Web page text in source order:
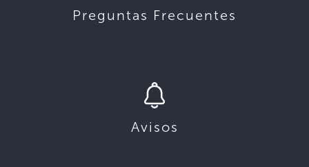
Preguntas Frecuentes
Avisos